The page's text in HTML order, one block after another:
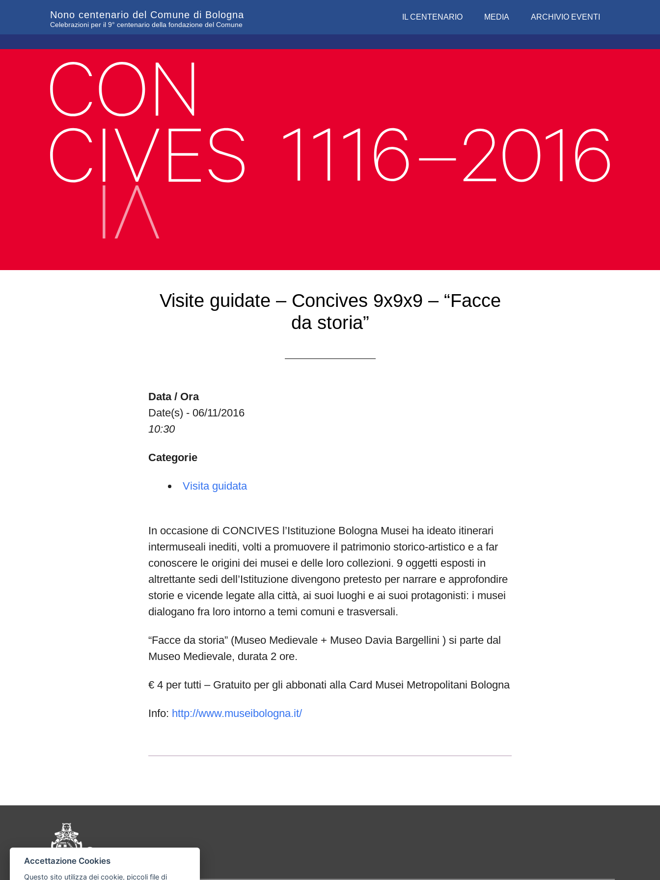
Nono centenario del Comune di Bologna
Celebrazioni per il 9° centenario della fondazione del Comune
IL CENTENARIO MEDIA ARCHIVIO EVENTI
Visite guidate – Concives 9x9x9 – “Facce
da storia”
Data / Ora
Date(s) - 06/11/2016
10:30
Categorie
Visita guidata
In occasione di CONCIVES l’Istituzione Bologna Musei ha ideato itinerari
intermuseali inediti, volti a promuovere il patrimonio storico-artistico e a far
conoscere le origini dei musei e delle loro collezioni. 9 oggetti esposti in
altrettante sedi dell’Istituzione divengono pretesto per narrare e approfondire
storie e vicende legate alla città, ai suoi luoghi e ai suoi protagonisti: i musei
dialogano fra loro intorno a temi comuni e trasversali.
“Facce da storia” (Museo Medievale + Museo Davia Bargellini ) si parte dal
Museo Medievale, durata 2 ore.
€ 4 per tutti – Gratuito per gli abbonati alla Card Musei Metropolitani Bologna
Info: http://www.museibologna.it/
Pié di pagina di Comune di Bologna
Accettazione Cookies
Questo sito utilizza dei cookie, piccoli file di